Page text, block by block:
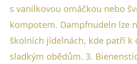
s vanilkovou omáčkou nebo
kompotem. Dampfnudeln lze
školních jídelnách, kde patří k
sladkým obědům. 3.